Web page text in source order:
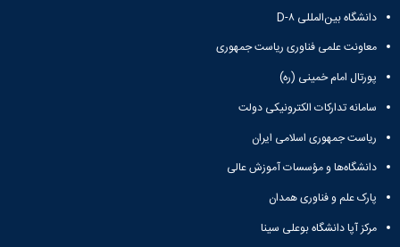
دانشگاه بین‌المللی D-۸
معاونت علمی فناوری ریاست جمهوری
پورتال امام خمینی (ره)
سامانه تدارکات الکترونیکی دولت
ریاست جمهوری اسلامی ایران
دانشگاه‌ها و مؤسسات آموزش عالی
پارک علم و فناوری همدان
مرکز آپا دانشگاه بوعلی سینا